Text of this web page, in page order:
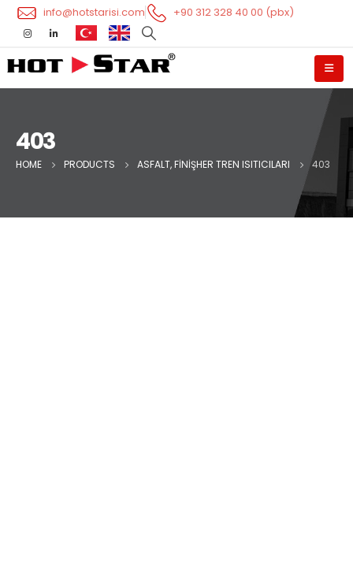
info@hotstarisi.com +90 312 328 40 00 (pbx)
403
HOME PRODUCTS ASFALT, FINIŞHER TREN ISITICILARI 403